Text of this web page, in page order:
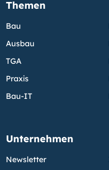
Themen
Bau
Ausbau
TGA
Praxis
Bau-IT
Unternehmen
Newsletter